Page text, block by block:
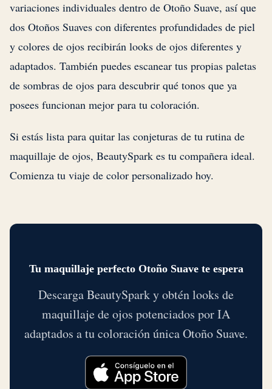
variaciones individuales dentro de Otoño Suave, así que
dos Otoños Suaves con diferentes profundidades de piel
y colores de ojos recibirán looks de ojos diferentes y
adaptados. También puedes escanear tus propias paletas
de sombras de ojos para descubrir qué tonos que ya
posees funcionan mejor para tu coloración.
Si estás lista para quitar las conjeturas de tu rutina de
maquillaje de ojos, BeautySpark es tu compañera ideal.
Comienza tu viaje de color personalizado hoy.
Tu maquillaje perfecto Otoño Suave te espera
Descarga BeautySpark y obtén looks de
maquillaje de ojos potenciados por IA
adaptados a tu coloración única Otoño Suave.